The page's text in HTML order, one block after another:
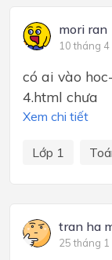
mori ran
10 tháng
có ai vào
4.html chưa
Xem chi tiết
Lớp 1
tran ha
25 tháng